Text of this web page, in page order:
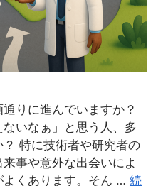
りに進んでいますか？
ないなぁ」と思う人、多
特に技術者や研究者の
事や意外な出会いによ
よくあります。そん … 続